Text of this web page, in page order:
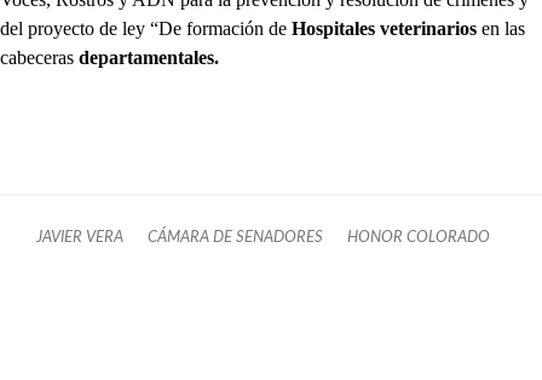
del proyecto de ley “De formación de Hospitales veterinarios en las
cabeceras departamentales.
JAVIER VERA CÁMARA DE SENADORES HONOR COLORADO